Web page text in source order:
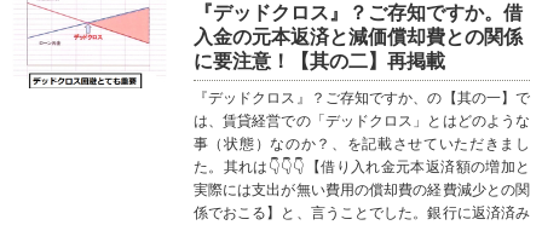
『デッドクロス』？ご存知ですか。借
入金の元本返済と減価償却費との関係
に要注意！【其の二】再掲載
『デッドクロス』？ご存知ですか、の【其の一】で
は、賃貸経営での「デッドクロス」とはどのような
事（状態）なのか？、を記載させていただきまし
た。其れは👇👇👇【借り入れ金元本返済額の増加と
実際には支出が無い費用の償却費の経費減少との関
係でおこる】と、言うことでした。銀行に返済済み